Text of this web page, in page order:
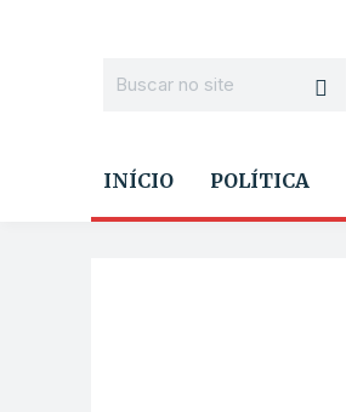
INÍCIO POLÍTICA